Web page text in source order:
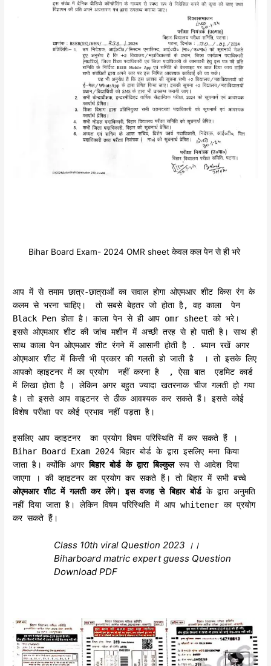
Bihar Board Exam- 2024 OMR sheet केवल कल पेन से ही भरे
आप में से तमाम छात्र-छात्राओं का सवाल होगा ओएमआर शीट किस रंग के
कलम से भरना चाहिए। तो सबसे बेहतर जो होता है, वह काला पेन
Black Pen होता है। काला पेन से ही आप omr sheet को भरे।
इससे ओएमआर शीट की जांच मशीन में अच्छी तरह से हो पाती है। साथ ही
साथ काला पेन ओएमआर शीट रंगने में आसानी होती है . ध्यान रखें अगर
ओएमआर शीट में किसी भी प्रकार की गलती हो जाती है । तो इसके लिए
आपको व्हाइटनर में का प्रयोग नहीं करना है , ऐसा बात एडमिट कार्ड
में लिखा होता है । लेकिन अगर बहुत ज्यादा खतरनाक चीज गलती हो गया
है। तो इससे आप वाइटनर से ठीक आवश्यक कर सकते हैं। इससे कोई
विशेष परीक्षा पर कोई प्रभाव नहीं पड़ता है।
इसलिए आप व्हाइटनर का प्रयोग विषम परिस्थिति में कर सकते हैं ।
Bihar Board Exam 2024 बिहार बोर्ड के द्वारा इसलिए मना किया
जाता है। क्योंकि अगरबिहार बोर्ड के द्वारा बिल्कुलरूप से आदेश दिया
जाएगा । की व्हाइटनर का प्रयोग कर सकते हैं। तो बिहार में सभी बच्चे
ओएमआर शीट में गलती कर लेंगे। इस वजह से बिहार बोर्डके द्वारा अनुमति
नहीं दिया जाता है। लेकिन विषम परिस्थिति में आप whitener का प्रयोग
कर सकते हैं।
Class 10th viral Question 2023 ।।
Biharboard matric expert guess Question
Download PDF